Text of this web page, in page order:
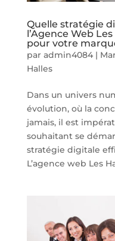
Quelle stratégie
l’Agence Web
pour votre
par admin4084|
Halles
Dans un univers
évolution, où la
jamais, il est
souhaitant se
stratégie digitale
L’agence web Les